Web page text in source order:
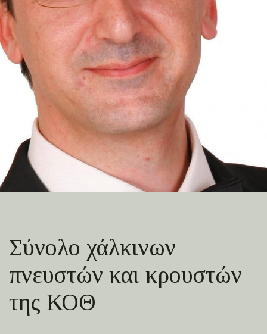
Σύνολο χάλκινων
πνευστών και κρουστών
της ΚΟΘ